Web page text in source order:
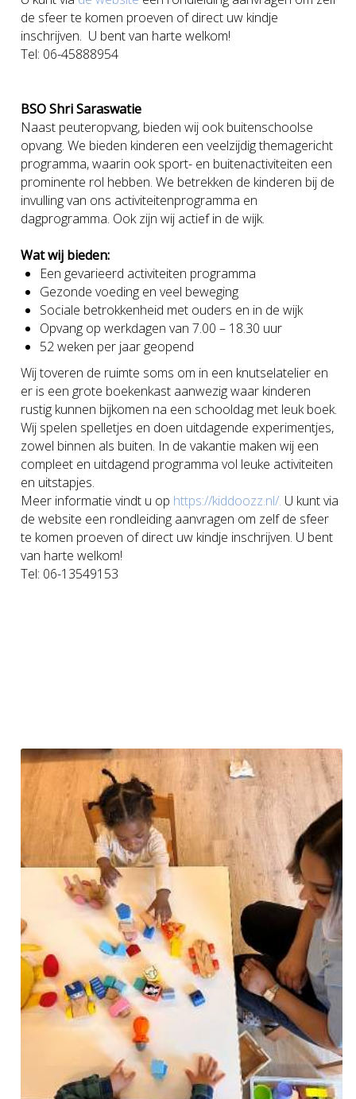
de sfeer te komen proeven of direct uw kindje
inschrijven. U bent van harte welkom!
Tel: 06-45888954
BSO Shri Saraswatie
Naast peuteropvang, bieden wij ook buitenschoolse
opvang. We bieden kinderen een veelzijdig themagericht
programma, waarin ook sport- en buitenactiviteiten een
prominente rol hebben. We betrekken de kinderen bij de
invulling van ons activiteitenprogramma en
dagprogramma. Ook zijn wij actief in de wijk.
Wat wij bieden:
Een gevarieerd activiteiten programma
Gezonde voeding en veel beweging
Sociale betrokkenheid met ouders en in de wijk
Opvang op werkdagen van 7.00 – 18.30 uur
52 weken per jaar geopend
Wij toveren de ruimte soms om in een knutselatelier en
er is een grote boekenkast aanwezig waar kinderen
rustig kunnen bijkomen na een schooldag met leuk boek.
Wij spelen spelletjes en doen uitdagende experimentjes,
zowel binnen als buiten. In de vakantie maken wij een
compleet en uitdagend programma vol leuke activiteiten
en uitstapjes.
Meer informatie vindt u op https://kiddoozz.nl/. U kunt via
de website een rondleiding aanvragen om zelf de sfeer
te komen proeven of direct uw kindje inschrijven. U bent
van harte welkom!
Tel: 06-13549153